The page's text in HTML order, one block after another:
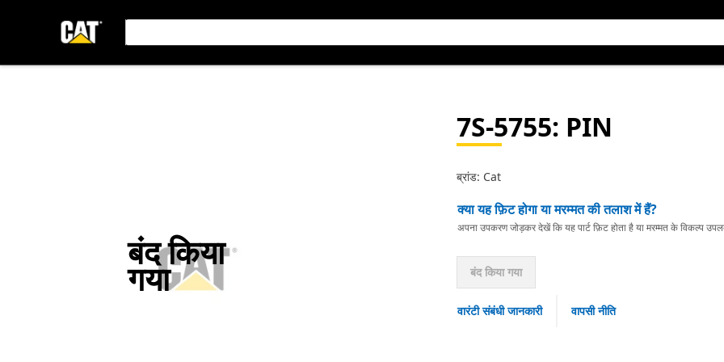
बंद किया
गया
7S-5755: PIN
ब्रांड: Cat
क्या यह फ़िट होगा या मरम्मत की तलाश में हैं?
अपना उपकरण जोड़कर देखें कि यह पार्ट फ़िट होता है या मरम्मत के विकल्प
बंद किया गया
वारंटी संबंधी जानकारी वापसी नीति